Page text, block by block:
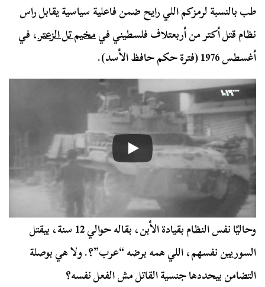
طب بالنسبة لرمزكم اللي رايح ضمن فاعلية سياسية يقابل راس
نظام قتل أكتر من أربعتلاف فلسطيني فيمخيم تل الزعتر، في
أغسطس 1976 (فترة حكم حافظ الأسد).
وحاليًا نفس النظام بقيادة الأبن، بقاله حوالي 12 سنة، بيقتل
السوريين نفسهم، اللي همه برضه “عرب”؟. ولا هي بوصلة
التضامن بيحددها جنسية القاتل مش الفعل نفسه؟